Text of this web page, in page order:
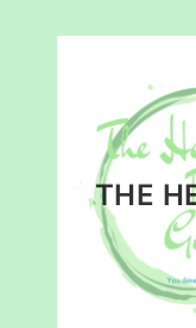
inhoud
THE